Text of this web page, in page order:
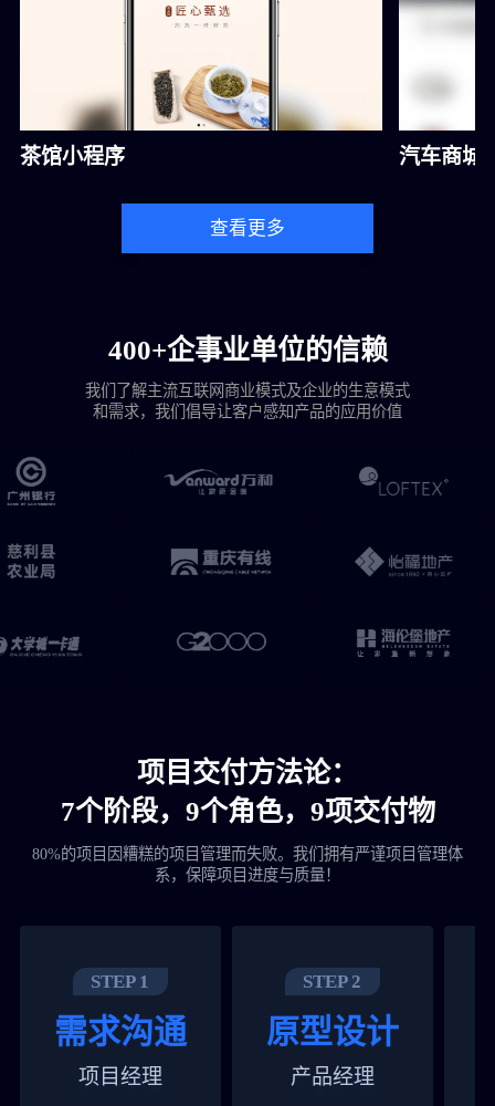
茶馆小程序 汽车商城
查看更多
400+企事业单位的信赖
我们了解主流互联网商业模式及企业的生意模式
和需求，我们倡导让客户感知产品的应用价值
项目交付方法论：
7个阶段，9个角色，9项交付物
80%的项目因糟糕的项目管理而失败。我们拥有严谨项目管理体
系，保障项目进度与质量！
STEP 1
需求沟通
项目经理
STEP 2
原型设计
产品经理